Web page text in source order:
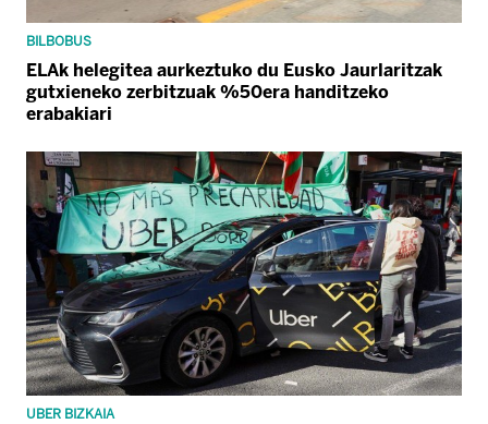
BILBOBUS
ELAk helegitea aurkeztuko du Eusko Jaurlaritzak
gutxieneko zerbitzuak %50era handitzeko
erabakiari
UBER BIZKAIA